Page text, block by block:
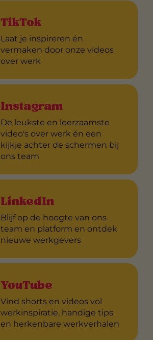
TikTok
Laat je inspireren én
vermaken door onze videos
over werk
Instagram
De leukste en leerzaamste
video's over werk én een
kijkje achter de schermen bij
ons team
LinkedIn
Blijf op de hoogte van ons
team en platform en ontdek
nieuwe werkgevers
YouTube
Vind shorts en videos vol
werkinspiratie, handige tips
en herkenbare werkverhalen